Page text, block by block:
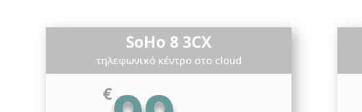
SoHo 8 3CX
τηλεφωνικό κέντρο στο cloud
€